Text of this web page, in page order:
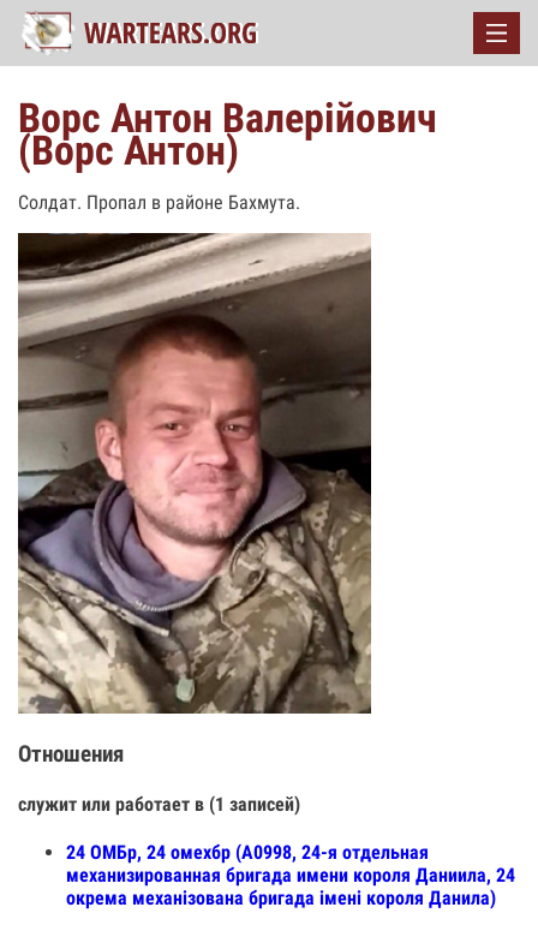
Ворс Антон Валерійович
(Ворс Антон)
Солдат. Пропал в районе Бахмута.
Отношения
служит или работает в (1 записей)
24 ОМБр, 24 омехбр (А0998, 24-я отдельная
механизированная бригада имени короля Даниила, 24
окрема механізована бригада імені короля Данила)